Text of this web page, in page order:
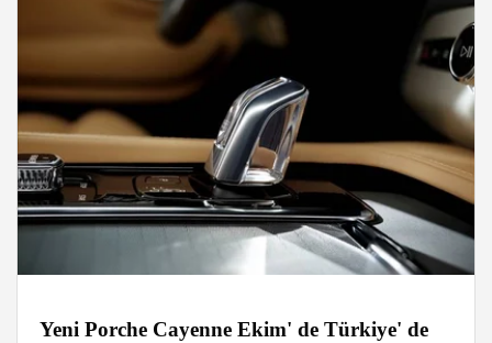
Yeni Porche Cayenne Ekim' de Türkiye' de